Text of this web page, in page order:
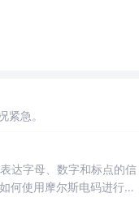
紧急。
达字母、数字和标点的信
何使用摩尔斯电码进行求